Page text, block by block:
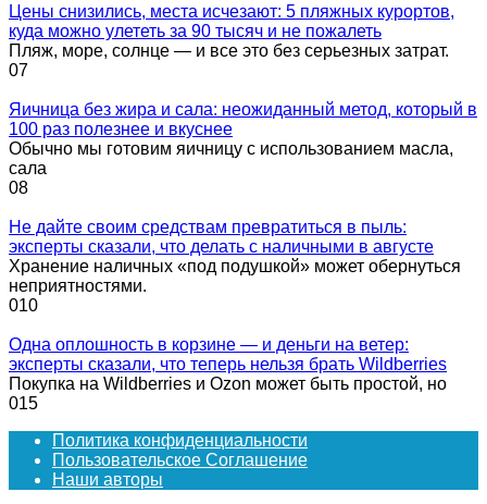
Цены снизились, места исчезают: 5 пляжных курортов,
куда можно улететь за 90 тысяч и не пожалеть
Пляж, море, солнце — и все это без серьезных затрат.
07
Яичница без жира и сала: неожиданный метод, который в
100 раз полезнее и вкуснее
Обычно мы готовим яичницу с использованием масла,
сала
08
Не дайте своим средствам превратиться в пыль:
эксперты сказали, что делать с наличными в августе
Хранение наличных «под подушкой» может обернуться
неприятностями.
010
Одна оплошность в корзине — и деньги на ветер:
эксперты сказали, что теперь нельзя брать Wildberries
Покупка на Wildberries и Ozon может быть простой, но
015
Политика конфиденциальности
Пользовательское Соглашение
Наши авторы